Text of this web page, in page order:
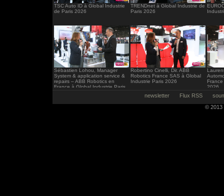
TSC Auto ID à Global Industrie
de Paris 2026
TRENDnet à Global Industrie de
Paris 2026
Sébastien Lohou, Manager
System & application service &
repairs – ABB Robotics en
France à Global Industrie Paris
Robertino Cinelli, Dir. ABB
Robotics France SAS à Global
Industrie Paris 2026
2026
newsletter Flux RSS
© 2013